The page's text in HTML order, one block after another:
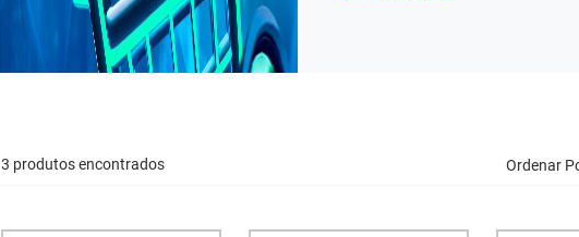
3 produtos encontrados Ordenar